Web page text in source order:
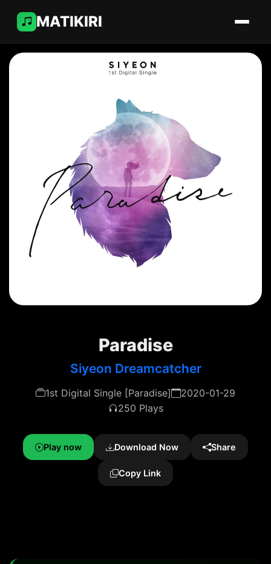
MATIKIRI
Paradise
Siyeon Dreamcatcher
1st Digital Single [Paradise]
2020-01-29
250 Plays
Play now Download Now Share
Copy Link